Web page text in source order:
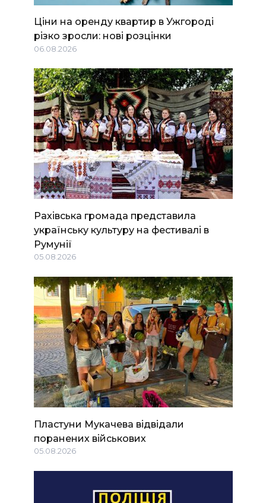
Ціни на оренду квартир в Ужгороді
різко зросли: нові розцінки
06.08.2026
Рахівська громада представила
українську культуру на фестивалі в
Румунії
05.08.2026
Пластуни Мукачева відвідали
поранених військових
05.08.2026